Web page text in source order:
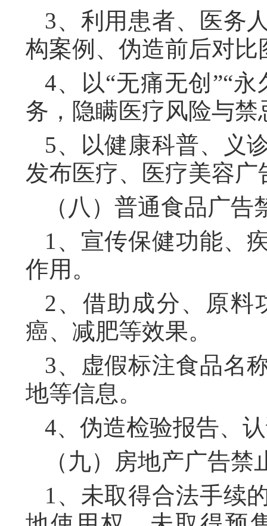
3、利用患者、医务
构案例、伪造前后对比
4、以“无痛无创”“
务，隐瞒医疗风险与禁
5、以健康科普、义
发布医疗、医疗美容广
（八）普通食品广告
1、宣传保健功能、
作用。
2、借助成分、原料
癌、减肥等效果。
3、虚假标注食品名
地等信息。
4、伪造检验报告、
（九）房地产广告禁
1、未取得合法手续